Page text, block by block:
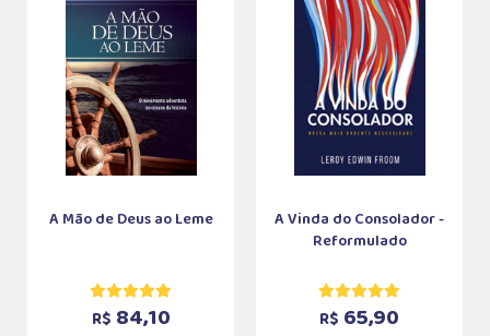
A Mão de Deus ao Leme
R$ 84,10
A Vinda do Consolador -
Reformulado
R$ 65,90